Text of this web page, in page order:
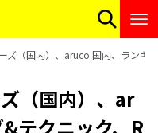
ズ（国内）、aruco 国内、ランキ
（国内）、ar
テクニック、R